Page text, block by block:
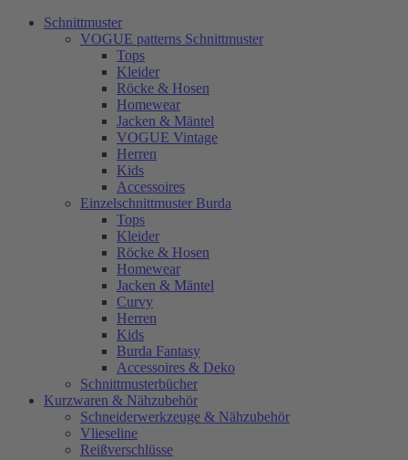
Schnittmuster
VOGUE patterns Schnittmuster
Tops
Kleider
Röcke & Hosen
Homewear
Jacken & Mäntel
VOGUE Vintage
Herren
Kids
Accessoires
Einzelschnittmuster Burda
Tops
Kleider
Röcke & Hosen
Homewear
Jacken & Mäntel
Curvy
Herren
Kids
Burda Fantasy
Accessoires & Deko
Schnittmusterbücher
Kurzwaren & Nähzubehör
Schneiderwerkzeuge & Nähzubehör
Vlieseline
Reißverschlüsse